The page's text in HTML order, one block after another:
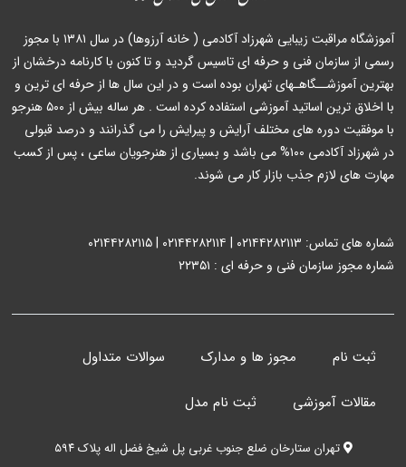
آموزشگاه مراقبت زیبایی شهرزاد آکادمی ( خانه آرزوها) در سال ۱۳۸۱ با مجوز
رسمی از سازمان فنی و حرفه ای تاسیس گردید و تا کنون با کارنامه درخشان از
بهترین آموزشــگاهـهای تهران بوده است و در این سال ها از حرفه ای ترین و
با اخلاق ترین اساتید آموزشی استفاده کرده است . هر ساله بیش از ۵۰۰ هنرجو
با موفقیت دوره های مختلف آرایش و پیرایش را می گذرانند و درصد قبولی
در شهرزاد آکادمی ۱۰۰% می باشد و بسیاری از هنرجویان ساعی ، پس از کسب
مهارت های لازم جذب بازار کار می شوند.
شماره های تماس: ۰۲۱۴۴۲۸۲۱۱۳ | ۰۲۱۴۴۲۸۲۱۱۴ | ۰۲۱۴۴۲۸۲۱۱۵
شماره مجوز سازمان فنی و حرفه ای : ۲۲۳۵۱
ثبت نام مجوز ها و مدارک سوالات متداول
مقالات آموزشی ثبت نام مدل
تهران ستارخان ضلع جنوب غربی پل شیخ فضل اله پلاک ۵۹۴